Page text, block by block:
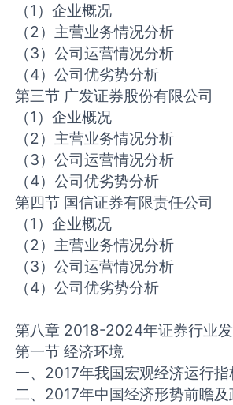
（1）企业概况
（2）主营业务情况分析
（3）公司运营情况分析
（4）公司优劣势分析
第三节 广发证券股份有限公司
（1）企业概况
（2）主营业务情况分析
（3）公司运营情况分析
（4）公司优劣势分析
第四节 国信证券有限责任公司
（1）企业概况
（2）主营业务情况分析
（3）公司运营情况分析
（4）公司优劣势分析
第八章 2018-2024年证券行业
第一节 经济环境
一、2017年我国宏观经济运行指
二、2017年中国经济形势前瞻